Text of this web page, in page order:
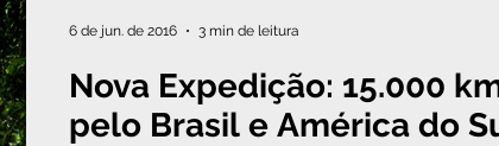
Nova Expedição: 15.000
pelo Brasil e América do
6 de jun. de 2016 3 min de leitura